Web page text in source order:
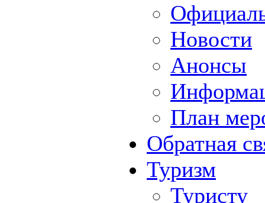
Новости
Анонсы
План
Обратная
Туризм
Туристу